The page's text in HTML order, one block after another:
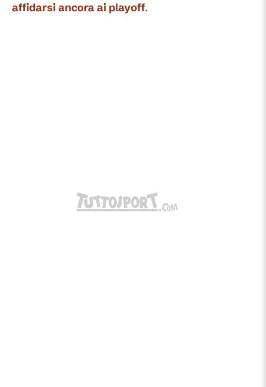
affidarsi ancora ai playoff.